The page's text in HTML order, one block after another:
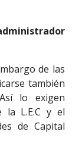
de las
también
lo exigen
la L.E.C y el
de Capital